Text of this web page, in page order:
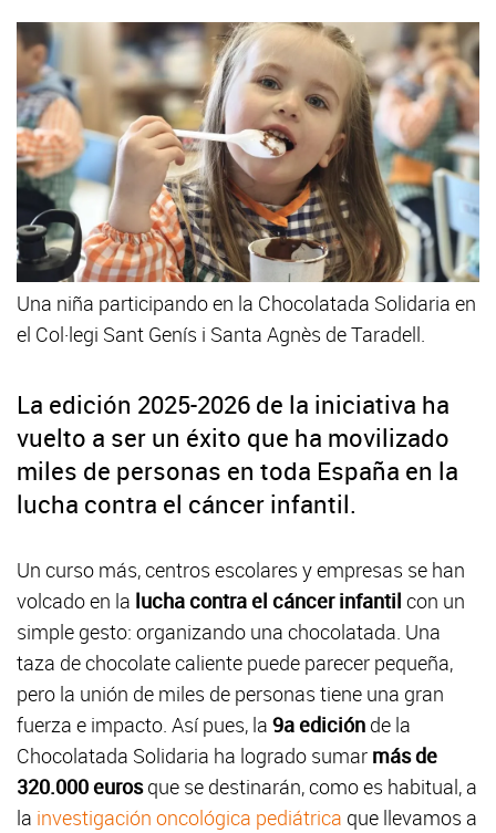
Una niña participando en la Chocolatada Solidaria en
el Col·legi Sant Genís i Santa Agnès de Taradell.
La edición 2025-2026 de la iniciativa ha
vuelto a ser un éxito que ha movilizado
miles de personas en toda España en la
lucha contra el cáncer infantil.
Un curso más, centros escolares y empresas se han
volcado en la lucha contra el cáncer infantil con un
simple gesto: organizando una chocolatada. Una
taza de chocolate caliente puede parecer pequeña,
pero la unión de miles de personas tiene una gran
fuerza e impacto. Así pues, la 9a edición de la
Chocolatada Solidaria ha logrado sumar más de
320.000 eurosque se destinarán, como es habitual, a
la investigación oncológica pediátrica que llevamos a